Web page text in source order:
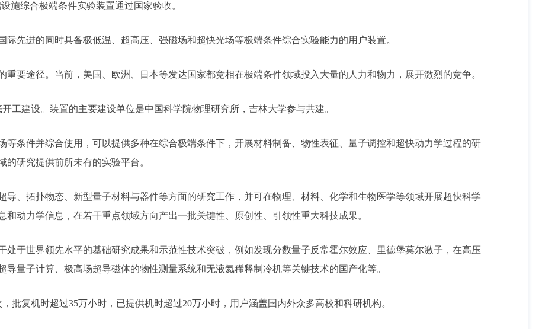
施综合极端条件实验装置通过国家验收。
际先进的同时具备极低温、超高压、强磁场和超快光场等极端条件综合实验能力的用户装置。
重要途径。当前，美国、欧洲、日本等发达国家都竞相在极端条件领域投入大量的人力和物力，展开激烈的竞争。
工建设。装置的主要建设单位是中国科学院物理研究所，吉林大学参与共建。
等条件并综合使用，可以提供多种在综合极端条件下，开展材料制备、物性表征、量子调控和超快动力学过程的研
研究提供前所未有的实验平台。
导、拓扑物态、新型量子材料与器件等方面的研究工作，并可在物理、材料、化学和生物医学等领域开展超快科学
动力学信息，在若干重点领域方向产出一批关键性、原创性、引领性重大科技成果。
处于世界领先水平的基础研究成果和示范性技术突破，例如发现分数量子反常霍尔效应、里德堡莫尔激子，在高压
量子计算、极高场超导磁体的物性测量系统和无液氦稀释制冷机等关键技术的国产化等。
批复机时超过35万小时，已提供机时超过20万小时，用户涵盖国内外众多高校和科研机构。